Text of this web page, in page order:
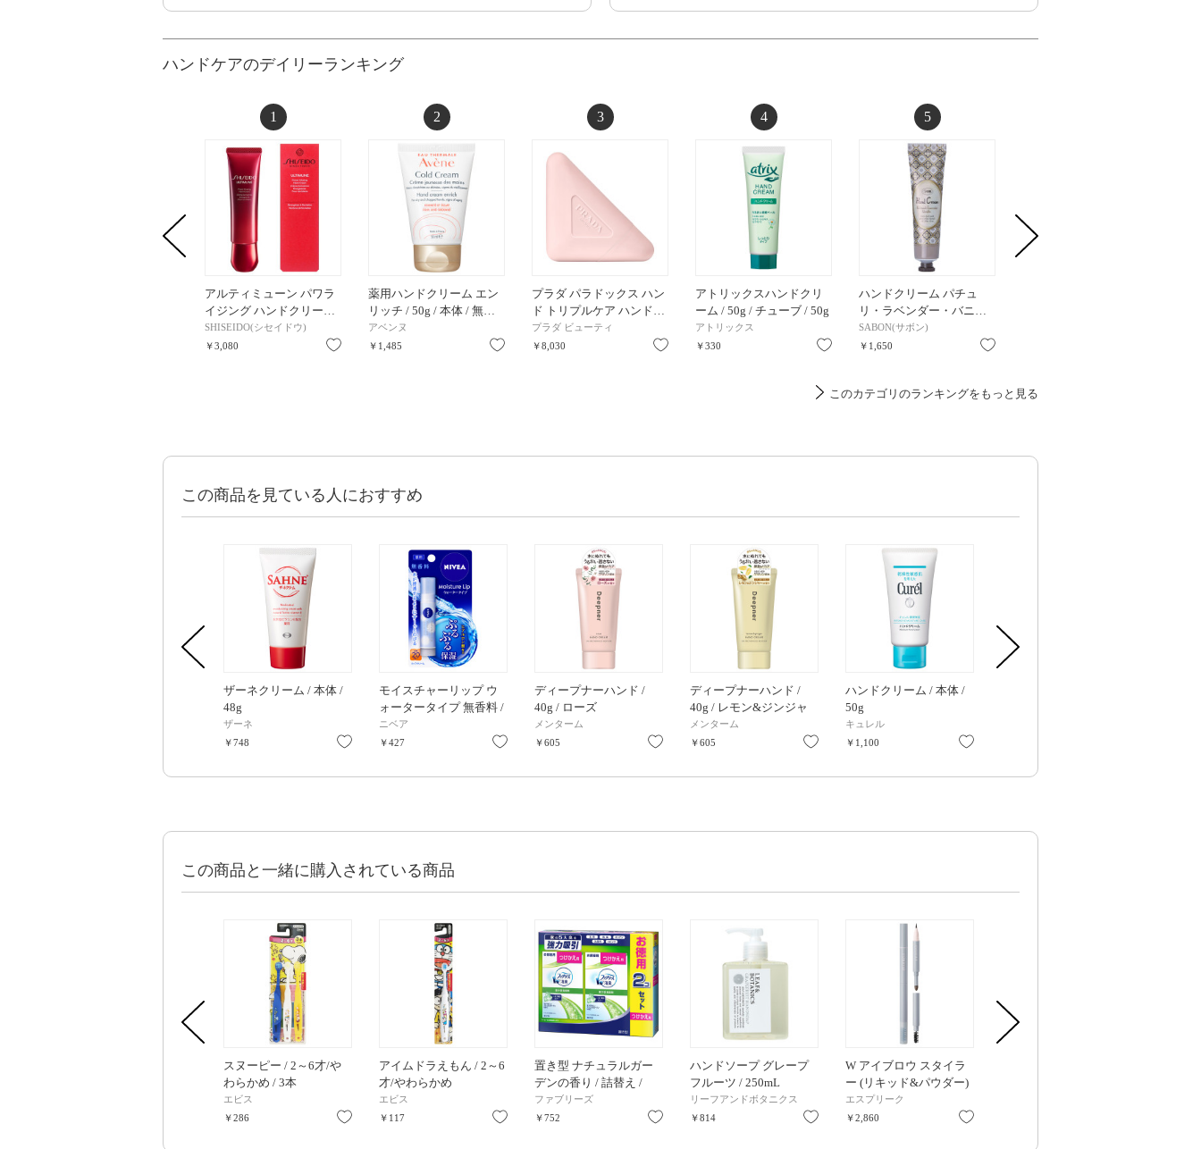
ハンドケアのデイリーランキング
1
アルティミューン パワラ
イジング ハンドクリー…
SHISEIDO(シセイドウ)
￥3,080
お気に入り
2
薬用ハンドクリーム エン
リッチ / 50g / 本体 / 無…
アベンヌ
￥1,485
お気に入り
3
プラダ パラドックス ハン
ド トリプルケア ハンド…
プラダ ビューティ
￥8,030
お気に入り
4
アトリックスハンドクリ
ーム / 50g / チューブ / 50g
アトリックス
￥330
お気に入り
5
ハンドクリーム パチュ
リ・ラベンダー・バニ…
SABON(サボン)
￥1,650
このカテゴリのランキングをもっと見る
この商品を見ている人におすすめ
ザーネクリーム / 本体 /
48g
ザーネ
￥748
お気に入り
モイスチャーリップ ウ
ォータータイプ 無香料 /
SPF20 / PA++ / 無香料
ニベア
￥427
お気に入り
ディープナーハンド /
40g / ローズ
メンターム
￥605
お気に入り
ディープナーハンド /
40g / レモン&ジンジャ
ー
メンターム
￥605
お気に入り
ハンドクリーム / 本体 /
50g
キュレル
￥1,100
この商品と一緒に購入されている商品
スヌーピー / 2～6才/や
わらかめ / 3本
エビス
￥286
お気に入り
アイムドラえもん / 2～6
才/やわらかめ
エビス
￥117
お気に入り
置き型 ナチュラルガー
デンの香り / 詰替え /
260g(130g×2コ入)
ファブリーズ
￥752
お気に入り
ハンドソープ グレープ
フルーツ / 250mL
リーフアンドボタニクス
￥814
お気に入り
W アイブロウ スタイラ
ー (リキッド&パウダー)
/ GY002 グレー / 1 / 無香
料
エスプリーク
￥2,860